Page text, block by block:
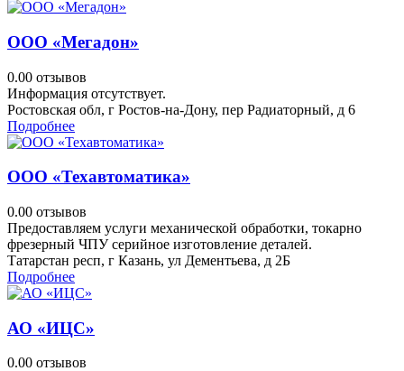
ООО «Мегадон»
0.00 отзывов
Информация отсутствует.
Ростовская обл, г Ростов-на-Дону, пер Радиаторный, д 6
Подробнее
ООО «Техавтоматика»
0.00 отзывов
Предоставляем услуги механической обработки, токарно
фрезерный ЧПУ серийное изготовление деталей.
Татарстан респ, г Казань, ул Дементьева, д 2Б
Подробнее
АО «ИЦС»
0.00 отзывов